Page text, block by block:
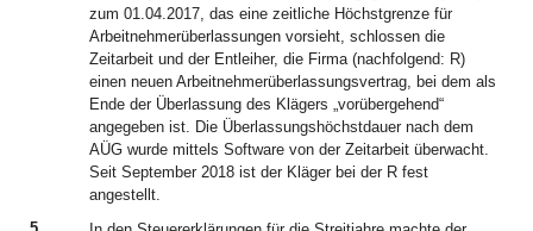
zum 01.04.2017, das eine zeitliche Höchstgrenze für
Arbeitnehmerüberlassungen vorsieht, schlossen die
Zeitarbeit und der Entleiher, die Firma (nachfolgend: R)
einen neuen Arbeitnehmerüberlassungsvertrag, bei dem als
Ende der Überlassung des Klägers „vorübergehend“
angegeben ist. Die Überlassungshöchstdauer nach dem
AÜG wurde mittels Software von der Zeitarbeit überwacht.
Seit September 2018 ist der Kläger bei der R fest
angestellt.